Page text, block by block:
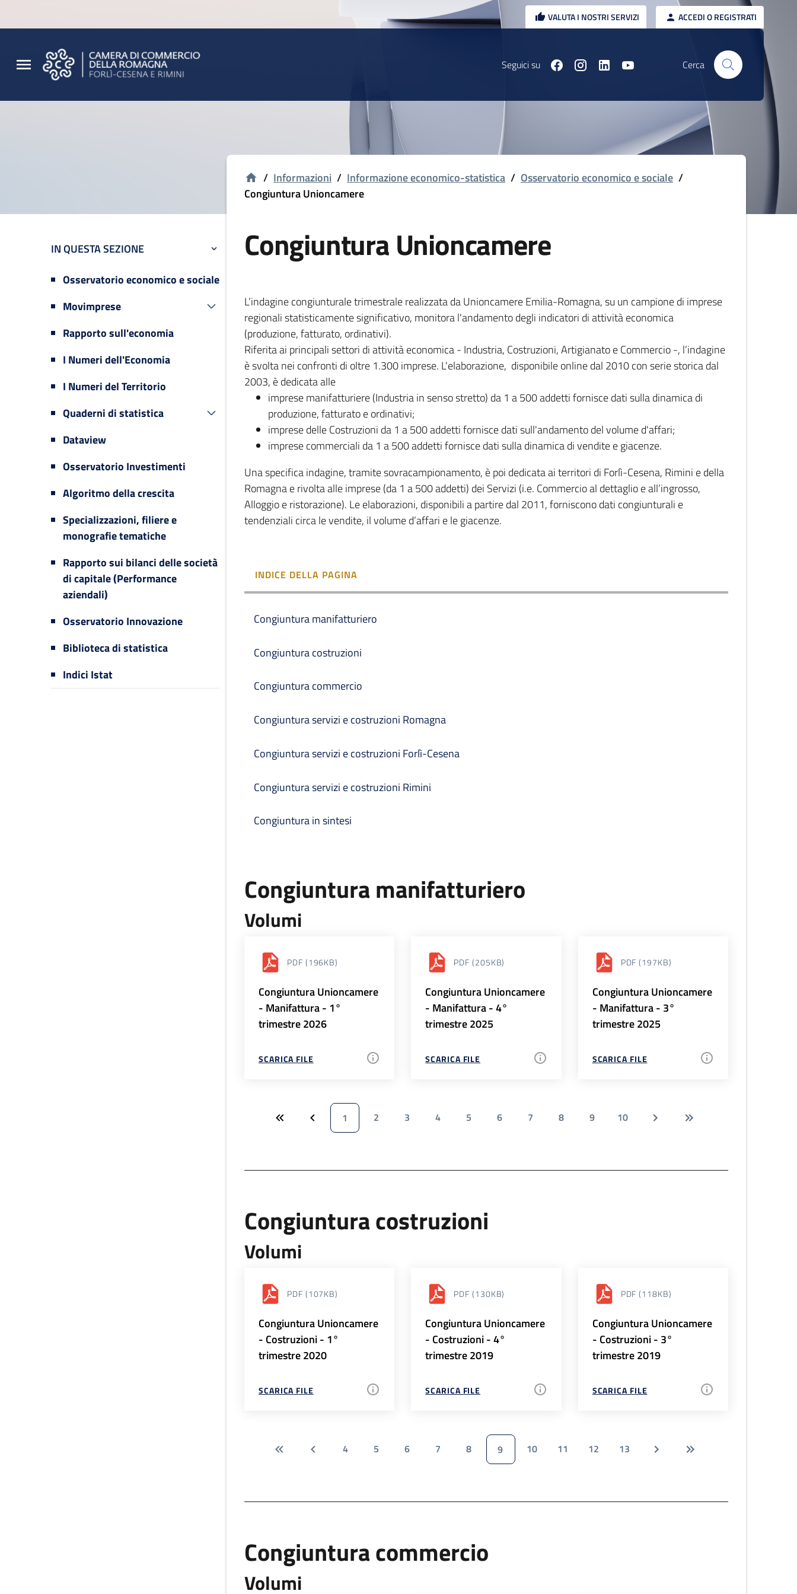
VALUTA I NOSTRI SERVIZI ACCEDI O REGISTRATI
Seguici su Cerca
IN QUESTA SEZIONE
Osservatorio economico e sociale
Movimprese
Rapporto sull'economia
I Numeri dell'Economia
I Numeri del Territorio
Quaderni di statistica
Dataview
Osservatorio Investimenti
Algoritmo della crescita
Specializzazioni, filiere e
monografie tematiche
Rapporto sui bilanci delle società
di capitale (Performance
aziendali)
Osservatorio Innovazione
Biblioteca di statistica
Indici Istat
/ Informazioni / Informazione economico-statistica / Osservatorio economico e sociale /
Congiuntura Unioncamere
Congiuntura Unioncamere
L’indagine congiunturale trimestrale realizzata da Unioncamere Emilia-Romagna, su un campione di imprese
regionali statisticamente significativo, monitora l'andamento degli indicatori di attività economica
(produzione, fatturato, ordinativi).
Riferita ai principali settori di attività economica - Industria, Costruzioni, Artigianato e Commercio -, l’indagine
è svolta nei confronti di oltre 1.300 imprese. L'elaborazione, disponibile online dal 2010 con serie storica dal
2003, è dedicata alle
imprese manifatturiere (Industria in senso stretto) da 1 a 500 addetti fornisce dati sulla dinamica di
produzione, fatturato e ordinativi;
imprese delle Costruzioni da 1 a 500 addetti fornisce dati sull'andamento del volume d'affari;
imprese commerciali da 1 a 500 addetti fornisce dati sulla dinamica di vendite e giacenze.
Una specifica indagine, tramite sovracampionamento, è poi dedicata ai territori di Forlì-Cesena, Rimini e della
Romagna e rivolta alle imprese (da 1 a 500 addetti) dei Servizi (i.e. Commercio al dettaglio e all’ingrosso,
Alloggio e ristorazione). Le elaborazioni, disponibili a partire dal 2011, forniscono dati congiunturali e
tendenziali circa le vendite, il volume d’affari e le giacenze.
INDICE DELLA PAGINA
Congiuntura manifatturiero
Congiuntura costruzioni
Congiuntura commercio
Congiuntura servizi e costruzioni Romagna
Congiuntura servizi e costruzioni Forlì-Cesena
Congiuntura servizi e costruzioni Rimini
Congiuntura in sintesi
Congiuntura manifatturiero
Volumi
PDF (196KB)
Congiuntura Unioncamere
- Manifattura - 1°
trimestre 2026
SCARICA FILE
PDF (205KB)
Congiuntura Unioncamere
- Manifattura - 4°
trimestre 2025
SCARICA FILE
PDF (197KB)
Congiuntura Unioncamere
- Manifattura - 3°
trimestre 2025
SCARICA FILE
1 2 3 4 5 6 7 8 9 10
Congiuntura costruzioni
Volumi
PDF (107KB)
Congiuntura Unioncamere
- Costruzioni - 1°
trimestre 2020
SCARICA FILE
PDF (130KB)
Congiuntura Unioncamere
- Costruzioni - 4°
trimestre 2019
SCARICA FILE
PDF (118KB)
Congiuntura Unioncamere
- Costruzioni - 3°
trimestre 2019
SCARICA FILE
4 5 6 7 8 9 10 11 12 13
Congiuntura commercio
Volumi